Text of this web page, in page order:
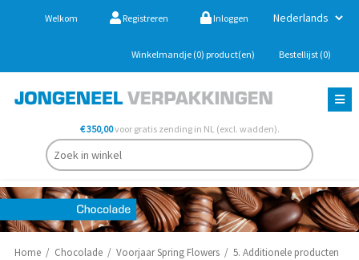
Welkom Registreren Inloggen
Winkelmandje (0) product(en) Bestellijst (0)
€ 350,00voor gratis zending in NL (excl. wadden).
Home / Chocolade / Voorjaar Spring Flowers / 5. Additionele producten